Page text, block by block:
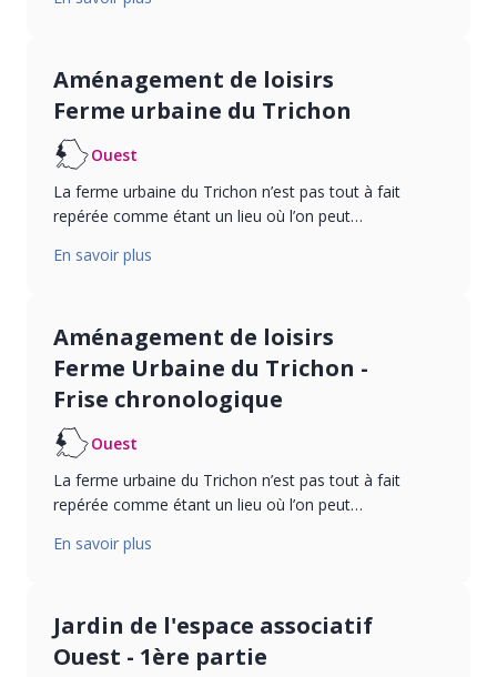
Aménagement de loisirs
Ferme urbaine du Trichon
Ouest
La ferme urbaine du Trichon n’est pas tout à fait
repérée comme étant un lieu où l’on peut…
En savoir plus
Aménagement de loisirs
Ferme Urbaine du Trichon -
Frise chronologique
Ouest
La ferme urbaine du Trichon n’est pas tout à fait
repérée comme étant un lieu où l’on peut…
En savoir plus
Jardin de l'espace associatif
Ouest - 1ère partie